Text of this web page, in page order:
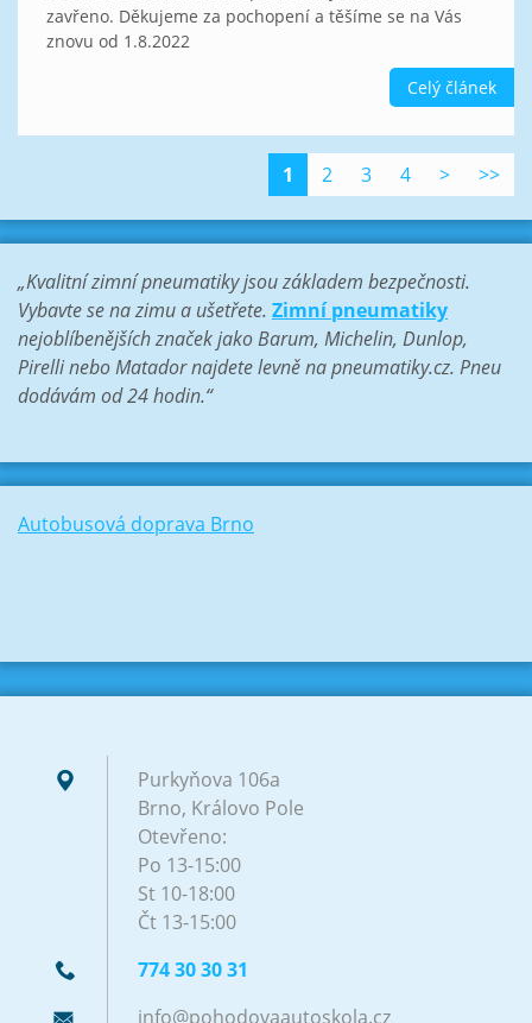
zavřeno. Děkujeme za pochopení a těšíme se na Vás
znovu od 1.8.2022
Celý článek
1 2 3 4 > >>
„Kvalitní zimní pneumatiky jsou základem bezpečnosti.
Vybavte se na zimu a ušetřete. Zimní pneumatiky
nejoblíbenějších značek jako Barum, Michelin, Dunlop,
Pirelli nebo Matador najdete levně na pneumatiky.cz. Pneu
dodávám od 24 hodin.“
Autobusová doprava Brno
Purkyňova 106a
Brno, Královo Pole
Otevřeno:
Po 13-15:00
St 10-18:00
Čt 13-15:00
774 30 30 31
info@pohodovaautoskola.cz